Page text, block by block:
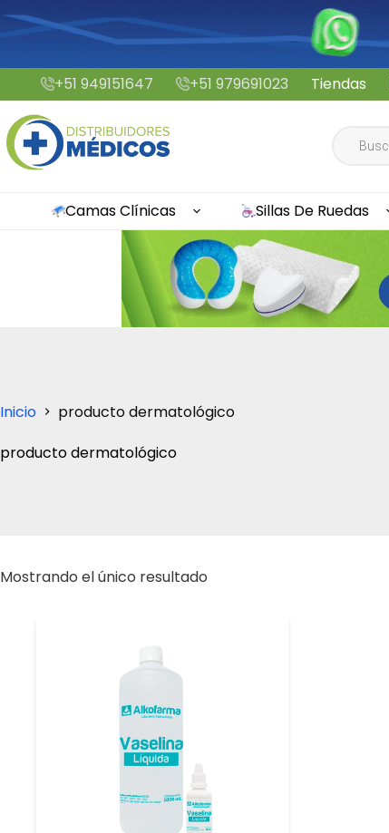
Saltar
al
contenido
+51 949151647 +51 979691023 Tiendas
Camas Clínicas Sillas De Ruedas
Inicio
producto dermatológico
producto dermatológico
Mostrando el único resultado